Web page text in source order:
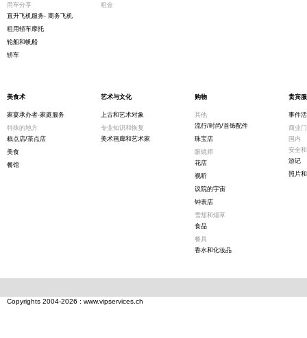
用车分享
直升飞机服务- 商务飞机
租用轿车摩托
轮船和帆船
轿车
租金
美食术
家宴承办者-家庭服务
特殊的地方
糕点店/茶点店
美食
餐馆
艺术与文化
上古和艺术对象
专业知识和恢复
美术画廊和艺术家
购物
其他
流行/时尚/首饰配件
珠宝店
眼镜师
花店
视听
议院的宇宙
钟表店
雪茄和烟草
食品
餐具
香水和化妆品
贵宾
事件
商业
国内
安全
游记
照片
Copyrights 2004-2026 : www.vipservices.ch